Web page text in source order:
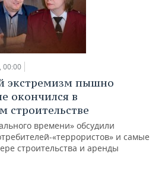
00:00
экстремизм пышно
окончился в
строительстве
времени» обсудили
«террористов» и самые
строительства и аренды